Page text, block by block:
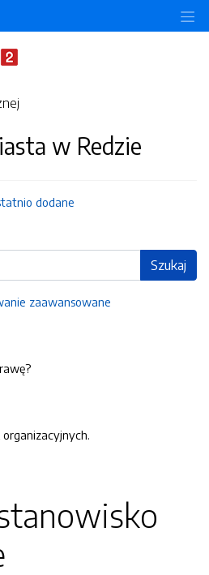
w Redzie
dodane
Szukaj
zaawansowane